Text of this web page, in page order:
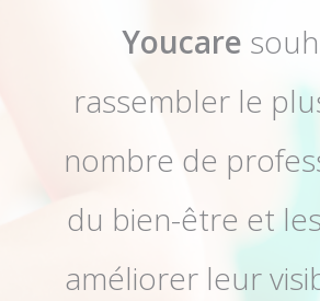
Youcare
rassembler le
nombre de
du bien-être et
améliorer leur